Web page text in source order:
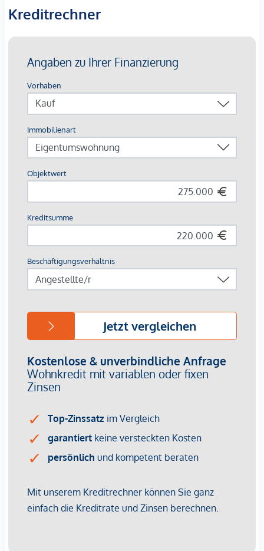
Gewähr erfolgen. Der Vermittler ist als Doppelmakler tätig.
Kreditrechner